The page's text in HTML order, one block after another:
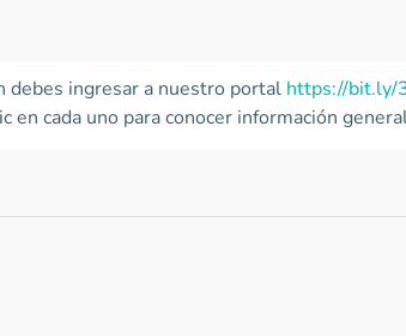
debes ingresar a nuestro portal https://bit.ly/
en cada uno para conocer información